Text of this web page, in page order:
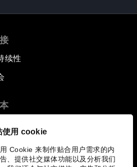
使用 cookie
Cookie 来制作贴合用户需求的内
、提供社交媒体功能以及分析我们
续性